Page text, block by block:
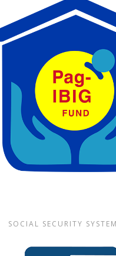
SOCIAL SECURITY